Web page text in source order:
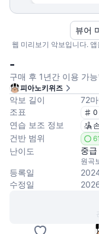
웹 미리보기 악보입니다.
뷰어
-
구매 후 1년간 이용 가
피아노키위즈
악보 길이 72
조표
0
연습 보조 정보
건반 범위
난이도 중급
원곡
등록일
수정일